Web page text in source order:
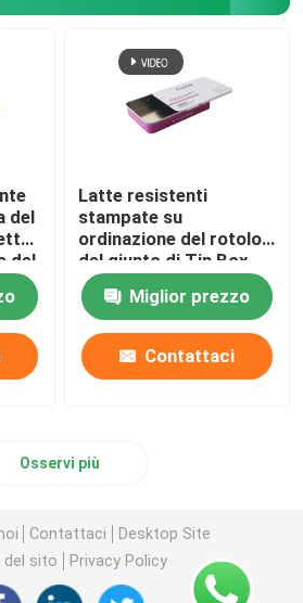
del
del
Latte resistenti
stampate su
ordinazione del rotolo
del giunto di Tin Box
For Edible del bambino
pre
Miglior prezzo
Contattaci
Osservi più
Contattaci
Desktop Site
del sito
Privacy Policy